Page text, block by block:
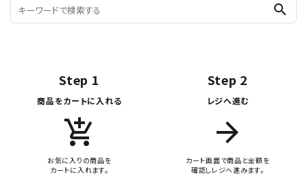
search
Step 1
商品をカートに入れる
add_shopping_cart
お気に入りの商品を
カートに入れます。
Step 2
レジへ進む
arrow_forward
カート画面で商品と金額を
確認しレジへ進みます。